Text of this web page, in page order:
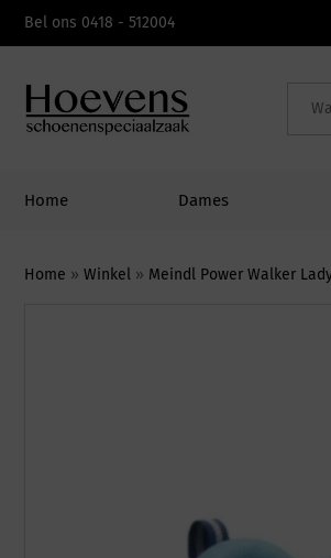
Bel ons 0418 - 512004
Home Dames
Home » Winkel » Meindl Power Walker